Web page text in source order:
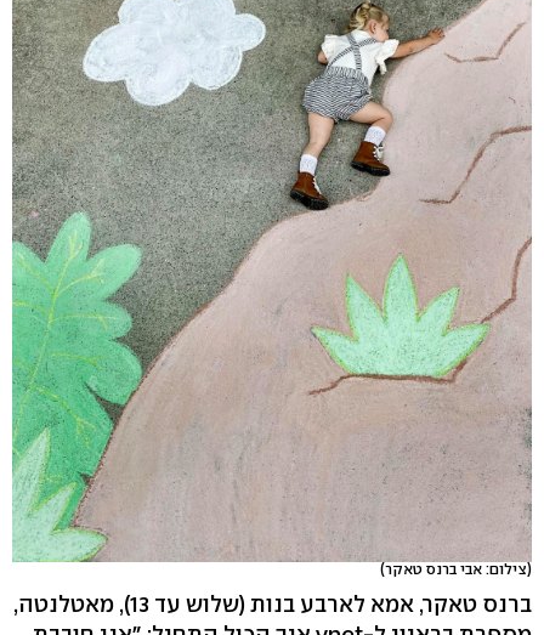
(צילום: אבי ברנס טאקר)
ברנס טאקר, אמא לארבע בנות (שלוש עד 13), מאטלנטה,